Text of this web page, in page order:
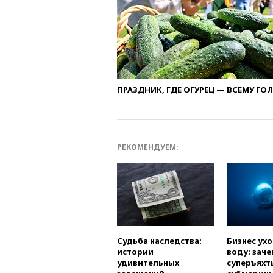
ПРАЗДНИК, ГДЕ ОГУРЕЦ — ВСЕМУ
РЕКОМЕНДУЕМ:
Судьба наследства:
истории
удивительных
Бизнес
воду: